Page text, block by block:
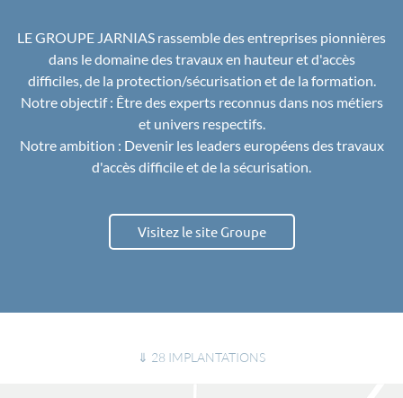
LE GROUPE JARNIAS rassemble des entreprises pionnières
dans le domaine des travaux en hauteur et d'accès
difficiles, de la protection/sécurisation et de la formation.
Notre objectif : Être des experts reconnus dans nos métiers
et univers respectifs.
Notre ambition : Devenir les leaders européens des travaux
d'accès difficile et de la sécurisation.
Visitez le site Groupe
⇓ 28 IMPLANTATIONS